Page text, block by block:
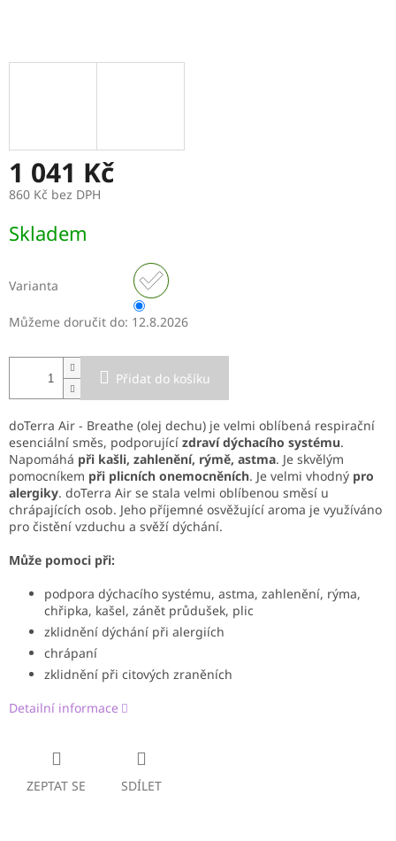
1 041 Kč
860 Kč bez DPH
cena:
Skladem
Varianta
Můžeme doručit do: 12.8.2026
Přidat do košíku
doTerra Air - Breathe (olej dechu) je velmi oblíbená respirační
esenciální směs, podporující zdraví dýchacího systému.
Napomáhá při kašli, zahlenění, rýmě, astma. Je skvělým
pomocníkem při plicních onemocněních. Je velmi vhodný pro
alergiky. doTerra Air se stala velmi oblíbenou směsí u
chrápajících osob. Jeho příjemné osvěžující aroma je využíváno
pro čistění vzduchu a svěží dýchání.
Může pomoci při:
podpora dýchacího systému, astma, zahlenění, rýma,
chřipka, kašel, zánět průdušek, plic
zklidnění dýchání při alergiích
chrápaní
zklidnění při citových zraněních
Detailní informace
ZEPTAT SE SDÍLET